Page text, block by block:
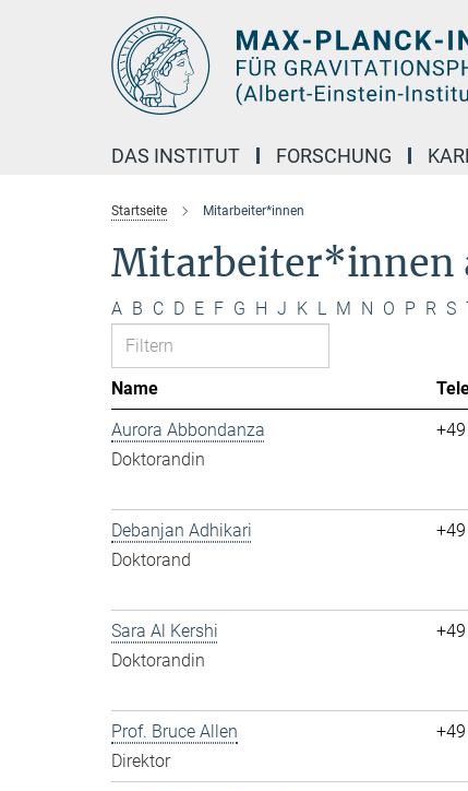
DAS INSTITUT FORSCHUNG
Startseite Mitarbeiter*innen
Mitarbeiter*innen
A B C D E F G H J K L M N O P R S
Name
Aurora Abbondanza
Doktorandin
Debanjan Adhikari
Doktorand
Sara Al Kershi
Doktorandin
Prof. Bruce Allen
Direktor